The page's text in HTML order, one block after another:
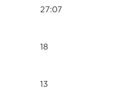
27:07
18
13